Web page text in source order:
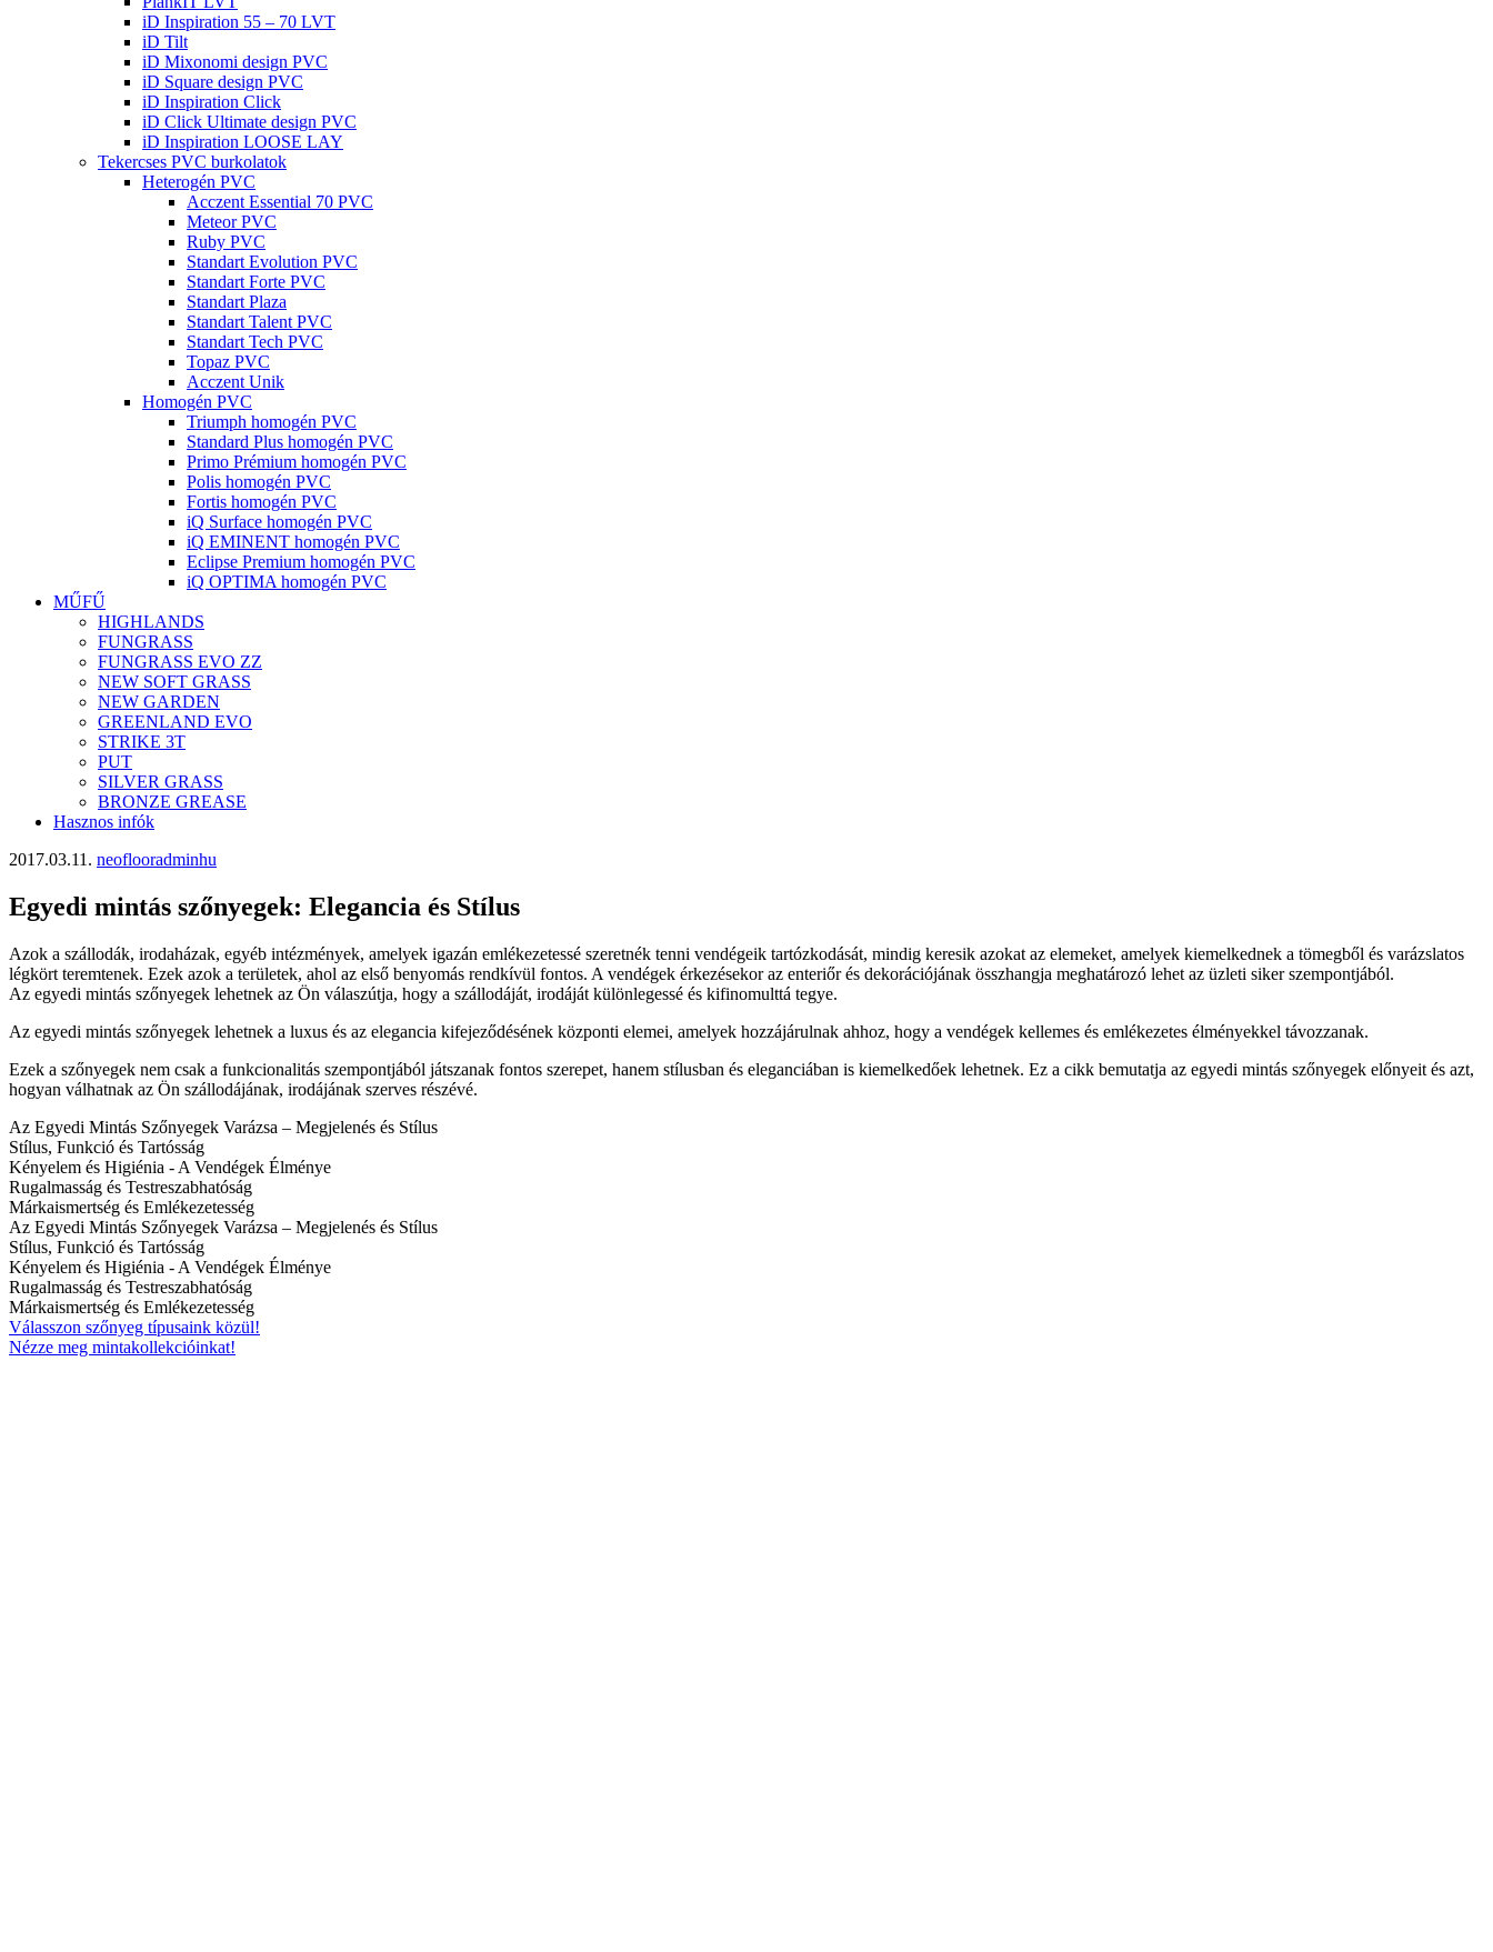
iD Inspiration 55 – 70 LVT
iD Tilt
iD Mixonomi design PVC
iD Square design PVC
iD Inspiration Click
iD Click Ultimate design PVC
iD Inspiration LOOSE LAY
Tekercses PVC burkolatok
Heterogén PVC
Acczent Essential 70 PVC
Meteor PVC
Ruby PVC
Standart Evolution PVC
Standart Forte PVC
Standart Plaza
Standart Talent PVC
Standart Tech PVC
Topaz PVC
Acczent Unik
Homogén PVC
Triumph homogén PVC
Standard Plus homogén PVC
Primo Prémium homogén PVC
Polis homogén PVC
Fortis homogén PVC
iQ Surface homogén PVC
iQ EMINENT homogén PVC
Eclipse Premium homogén PVC
iQ OPTIMA homogén PVC
MŰFŰ
HIGHLANDS
FUNGRASS
FUNGRASS EVO ZZ
NEW SOFT GRASS
NEW GARDEN
GREENLAND EVO
STRIKE 3T
PUT
SILVER GRASS
BRONZE GREASE
Hasznos infók
2017.03.11. neoflooradminhu
Egyedi mintás szőnyegek: Elegancia és Stílus
Azok a szállodák, irodaházak, egyéb intézmények, amelyek igazán emlékezetessé szeretnék tenni vendégeik tartózkodását, mindig keresik azokat az elemeket, amelyek kiemelkednek a tömegből és varázslatos
légkört teremtenek. Ezek azok a területek, ahol az első benyomás rendkívül fontos. A vendégek érkezésekor az enteriőr és dekorációjának összhangja meghatározó lehet az üzleti siker szempontjából.
Az egyedi mintás szőnyegek lehetnek az Ön válaszútja, hogy a szállodáját, irodáját különlegessé és kifinomulttá tegye.
Az egyedi mintás szőnyegek lehetnek a luxus és az elegancia kifejeződésének központi elemei, amelyek hozzájárulnak ahhoz, hogy a vendégek kellemes és emlékezetes élményekkel távozzanak.
Ezek a szőnyegek nem csak a funkcionalitás szempontjából játszanak fontos szerepet, hanem stílusban és eleganciában is kiemelkedőek lehetnek. Ez a cikk bemutatja az egyedi mintás szőnyegek előnyeit és azt,
hogyan válhatnak az Ön szállodájának, irodájának szerves részévé.
Az Egyedi Mintás Szőnyegek Varázsa – Megjelenés és Stílus
Stílus, Funkció és Tartósság
Kényelem és Higiénia - A Vendégek Élménye
Rugalmasság és Testreszabhatóság
Márkaismertség és Emlékezetesség
Az Egyedi Mintás Szőnyegek Varázsa – Megjelenés és Stílus
Stílus, Funkció és Tartósság
Kényelem és Higiénia - A Vendégek Élménye
Rugalmasság és Testreszabhatóság
Márkaismertség és Emlékezetesség
Válasszon szőnyeg típusaink közül!
Nézze meg mintakollekcióinkat!